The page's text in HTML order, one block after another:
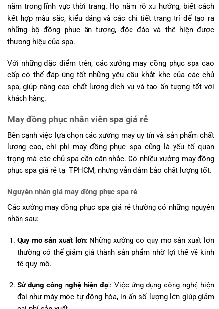
năm trong lĩnh vực thời trang. Họ nắm rõ xu hướng, biết cách
kết hợp màu sắc, kiểu dáng và các chi tiết trang trí để tạo ra
những bộ đồng phục ấn tượng, độc đáo và thể hiện được
thương hiệu của spa.
Với những đặc điểm trên, các xưởng may đồng phục spa cao
cấp có thể đáp ứng tốt những yêu cầu khắt khe của các chủ
spa, giúp nâng cao chất lượng dịch vụ và tạo ấn tượng tốt với
khách hàng.
May đồng phục nhân viên spa giá rẻ
Bên cạnh việc lựa chọn các xưởng may uy tín và sản phẩm chất
lượng cao, chi phí may đồng phục spa cũng là yếu tố quan
trọng mà các chủ spa cần cân nhắc. Có nhiều xưởng may đồng
phục spa giá rẻ tại TPHCM, nhưng vẫn đảm bảo chất lượng tốt.
Nguyên nhân giá may đồng phục spa rẻ
Các xưởng may đồng phục spa giá rẻ thường có những nguyên
nhân sau:
Quy mô sản xuất lớn: Những xưởng có quy mô sản xuất lớn
thường có thể giảm giá thành sản phẩm nhờ lợi thế về kinh
tế quy mô.
Sử dụng công nghệ hiện đại: Việc ứng dụng công nghệ hiện
đại như máy móc tự động hóa, in ấn số lượng lớn giúp giảm